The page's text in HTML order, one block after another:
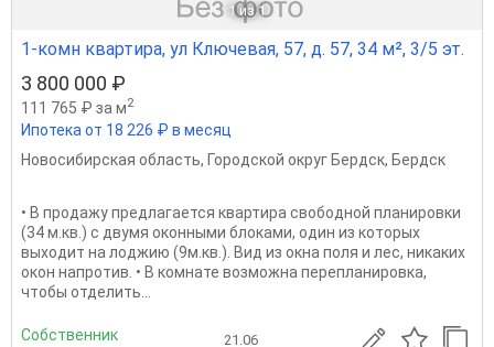
1 из 1
1-комн квартира, ул Ключевая, 57, д. 57, 34 м², 3/5 эт.
3 800 000 ₽
111 765 ₽ за м2
Ипотека от 18 226 ₽ в месяц
Новосибирская область, Городской округ Бердск, Бердск
• В продажу предлагается квартира свободной планировки
(34 м.кв.) с двумя оконными блоками, один из которых
выходит на лоджию (9м.кв.). Вид из окна поля и лес, никаких
окон напротив. • В комнате возможна перепланировка,
чтобы отделить...
Собственник 21.06